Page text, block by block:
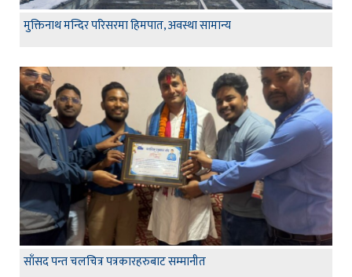
मुक्तिनाथ मन्दिर परिसरमा हिमपात, अवस्था सामान्य
साँसद पन्त चलचित्र पत्रकारहरुबाट सम्मानीत